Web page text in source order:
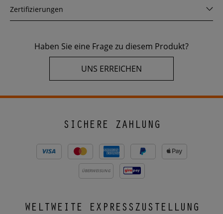
Zertifizierungen
Haben Sie eine Frage zu diesem Produkt?
UNS ERREICHEN
SICHERE ZAHLUNG
ÜBERWEISUNG
WELTWEITE EXPRESSZUSTELLUNG